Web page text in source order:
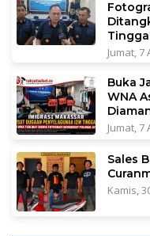
Jumat, 7
Buka
WNA
Jumat, 7
Sales
Kamis,